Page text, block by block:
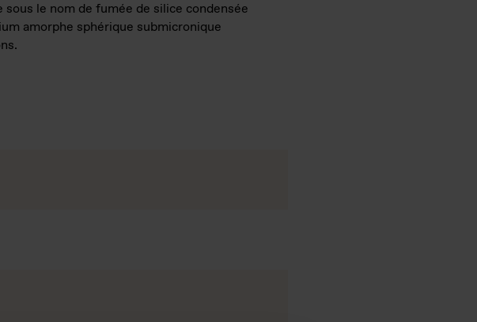
le nom de fumée de silice condensée
amorphe sphérique submicronique